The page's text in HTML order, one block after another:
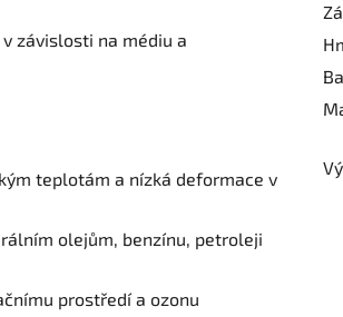
v závislosti na médiu a
teplotám a nízká deformace v
olejům, benzínu, petroleji
prostředí a ozonu